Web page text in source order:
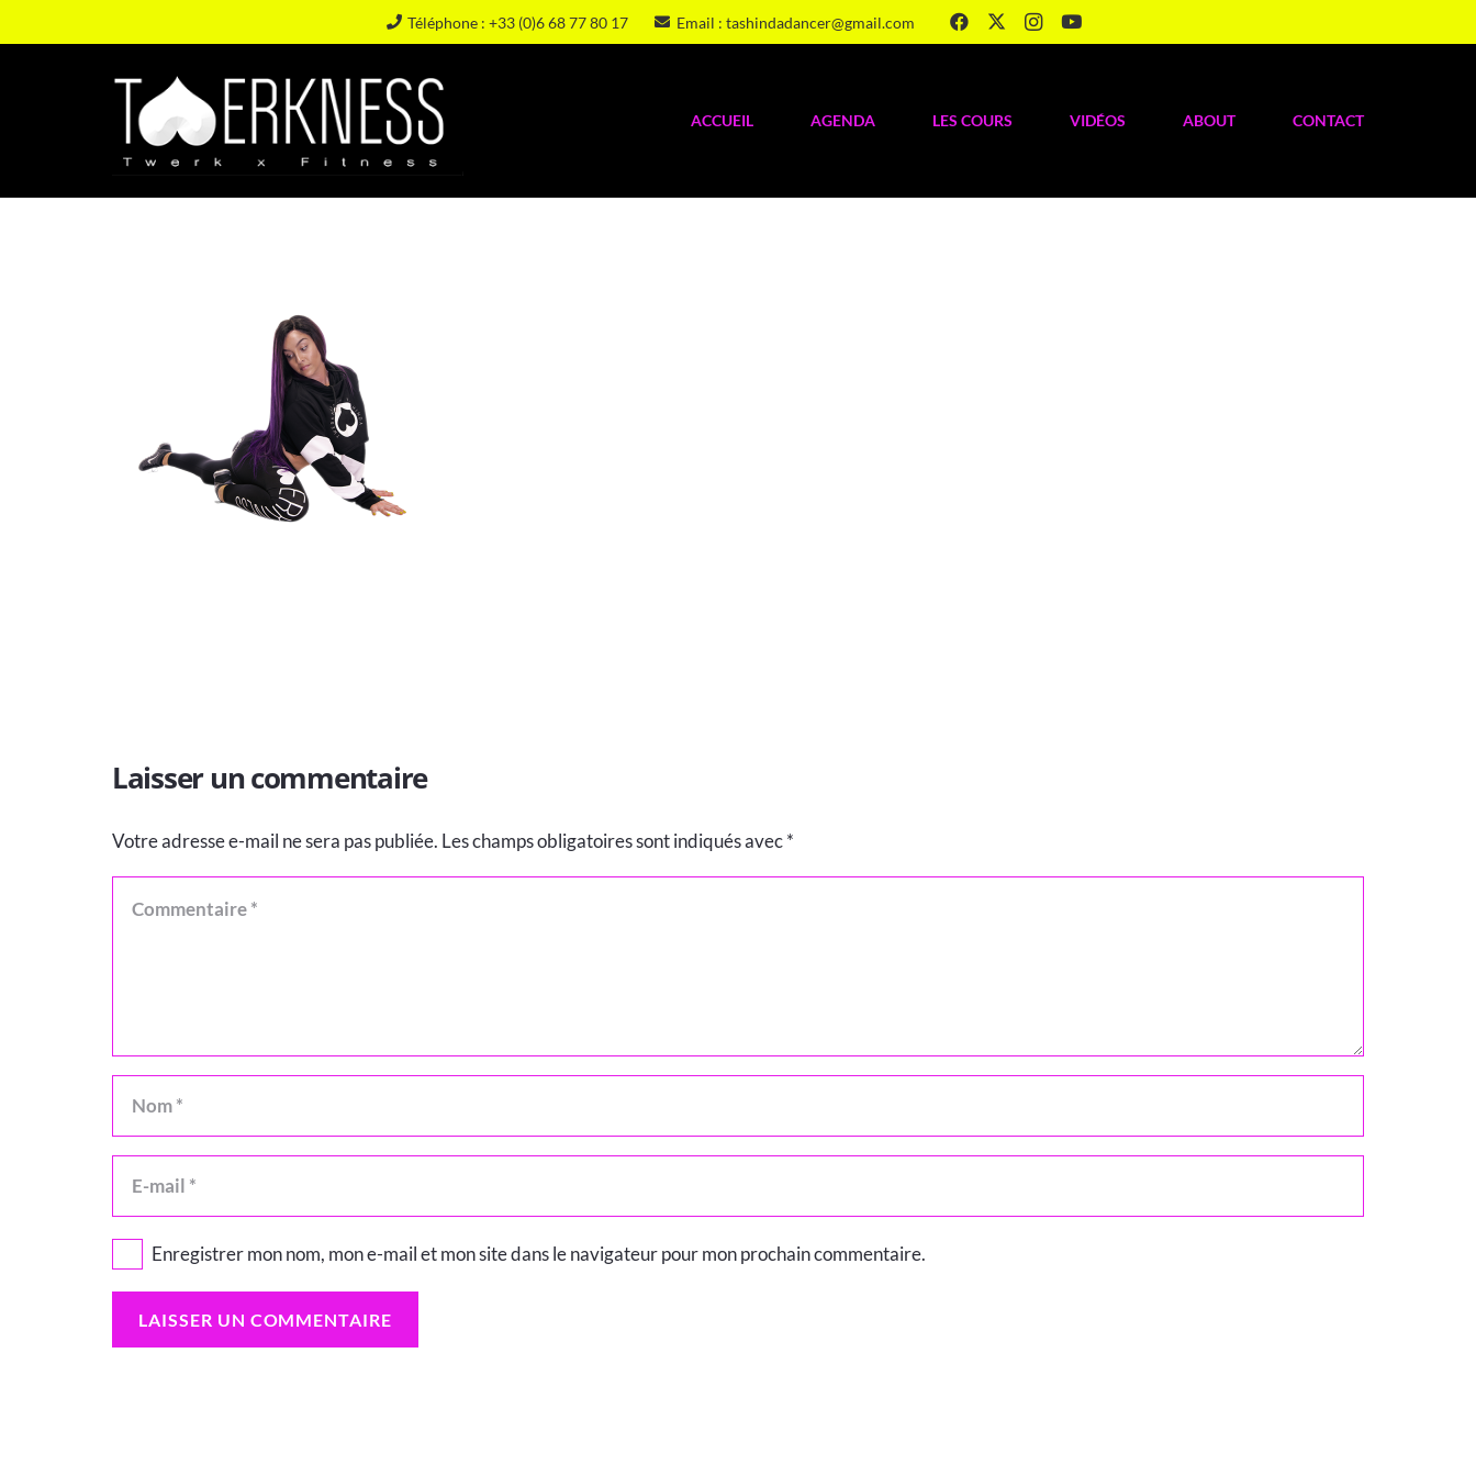
Téléphone : +33 (0)6 68 77 80 17 Email : tashindadancer@gmail.com
ACCUEIL AGENDA LES COURS VIDÉOS ABOUT CONTACT
Laisser un commentaire
Votre adresse e-mail ne sera pas publiée. Les champs obligatoires sont indiqués avec*
Enregistrer mon nom, mon e-mail et mon site dans le navigateur pour mon prochain commentaire.
LAISSER UN COMMENTAIRE